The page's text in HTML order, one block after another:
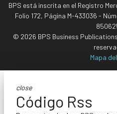
BPS está inscrita en el Registro
Folio 172, Página M-433036 -
© 2026 BPS Business
Mapa
close
Código Rss